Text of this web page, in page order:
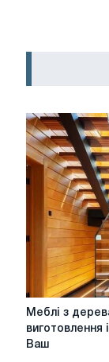
Меблі
дерева
Меблі з
виготовлення
Ваш